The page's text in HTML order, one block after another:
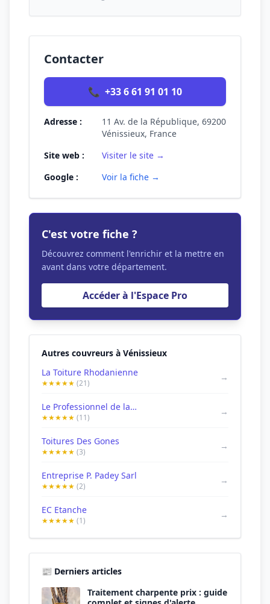
Contacter
📞 +33 6 61 91 01 10
Adresse :
11 Av. de la République, 69200
Vénissieux, France
Site web :
Visiter le site →
Google :
Voir la fiche →
C'est votre fiche ?
Découvrez comment l'enrichir et la mettre en
avant dans votre département.
Accéder à l'Espace Pro
Autres couvreurs à Vénissieux
La Toiture Rhodanienne
★★★★★ (21)
→
Le Professionnel de la Toiture
★★★★★ (11)
→
Toitures Des Gones
★★★★★ (3)
→
Entreprise P. Padey Sarl
★★★★★ (2)
→
EC Etanche
★★★★★ (1)
→
📰 Derniers articles
Traitement charpente prix : guide